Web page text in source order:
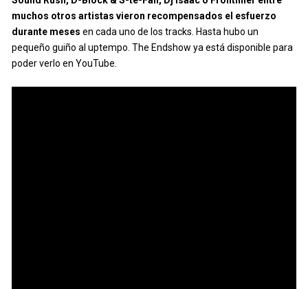
muchos otros artistas vieron recompensados el esfuerzo
durante meses en cada uno de los tracks. Hasta hubo un
pequeño guiño al uptempo. The Endshow ya está disponible para
poder verlo en YouTube.